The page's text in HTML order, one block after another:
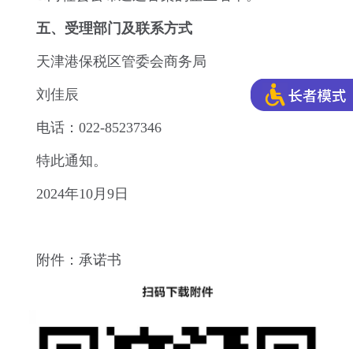
五、受理部门及联系方式
天津港保税区管委会商务局
刘佳辰
电话：022-85237346
特此通知。
2024年10月9日
附件：承诺书